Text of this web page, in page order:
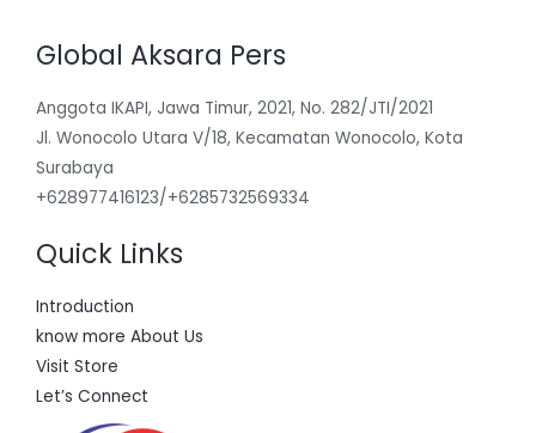
Global Aksara Pers
Anggota IKAPI, Jawa Timur, 2021, No. 282/JTI/2021
Jl. Wonocolo Utara V/18, Kecamatan Wonocolo, Kota
Surabaya
+628977416123/+6285732569334
Quick Links
Introduction
know more About Us
Visit Store
Let’s Connect